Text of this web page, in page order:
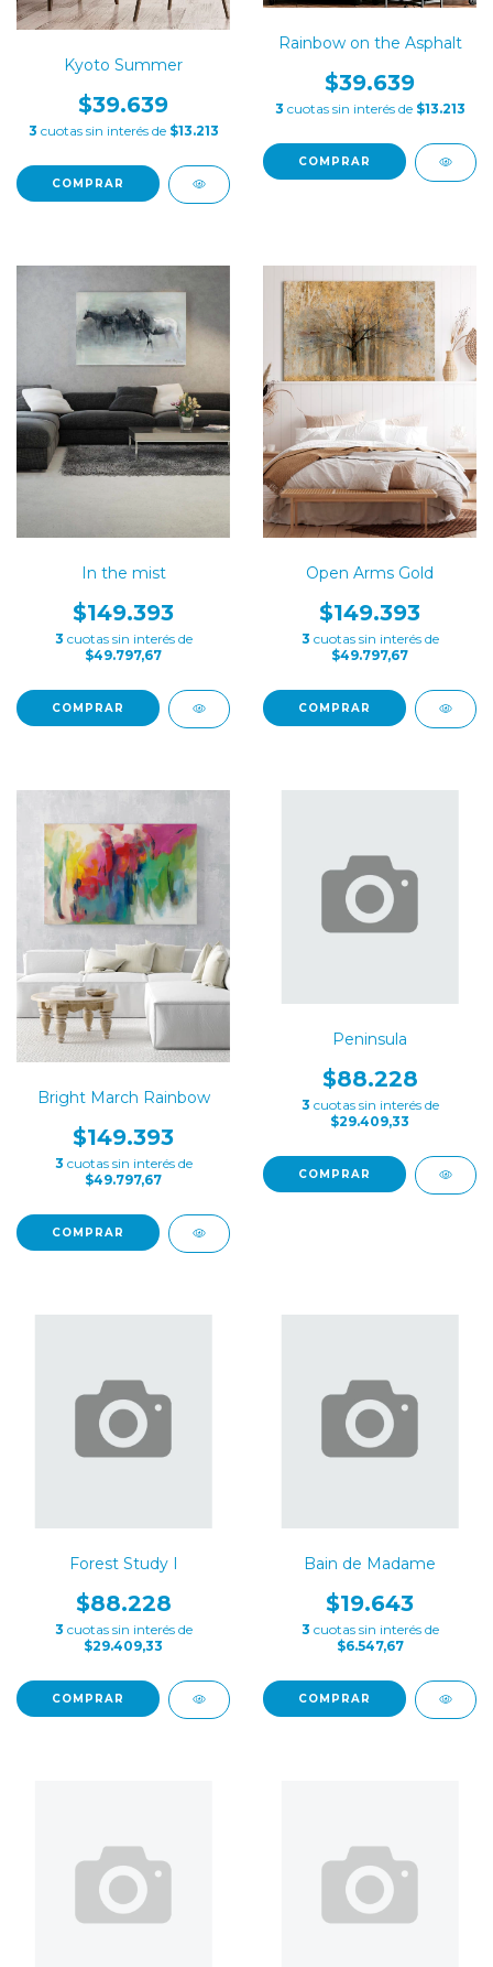
Kyoto Summer
$39.639
3 cuotas sin interés de $13.213
COMPRAR
Rainbow on the Asphalt
$39.639
3 cuotas sin interés de $13.213
COMPRAR
In the mist
$149.393
3 cuotas sin interés de
$49.797,67
COMPRAR
Open Arms Gold
$149.393
3 cuotas sin interés de
$49.797,67
COMPRAR
Bright March Rainbow
$149.393
3 cuotas sin interés de
$49.797,67
COMPRAR
Peninsula
$88.228
3 cuotas sin interés de
$29.409,33
COMPRAR
Forest Study I
$88.228
3 cuotas sin interés de
$29.409,33
COMPRAR
Bain de Madame
$19.643
3 cuotas sin interés de
$6.547,67
COMPRAR